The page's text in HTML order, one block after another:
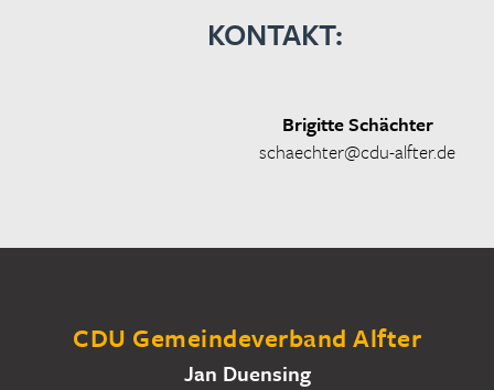
KONTAKT:
Brigitte Schächter
schaechter@cdu-alfter.de
CDU Gemeindeverband Alfter
Jan Duensing